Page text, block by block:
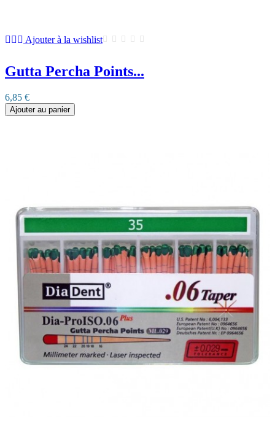
Ajouter à la wishlist
Gutta Percha Points...
6,85 €
Ajouter au panier